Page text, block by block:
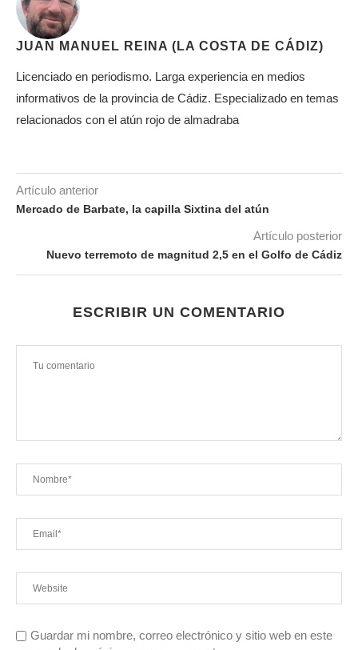
JUAN MANUEL REINA (LA COSTA DE CÁDIZ)
Licenciado en periodismo. Larga experiencia en medios
informativos de la provincia de Cádiz. Especializado en temas
relacionados con el atún rojo de almadraba
Artículo anterior
Mercado de Barbate, la capilla Sixtina del atún
Artículo posterior
Nuevo terremoto de magnitud 2,5 en el Golfo de Cádiz
ESCRIBIR UN COMENTARIO
Guardar mi nombre, correo electrónico y sitio web en este